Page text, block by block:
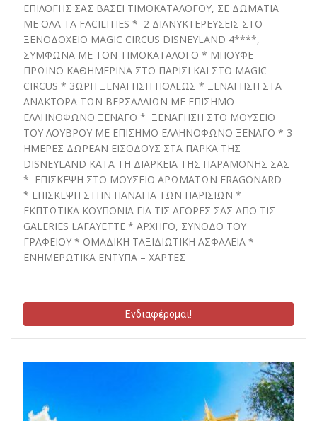
ΕΠΙΛΟΓΗΣ ΣΑΣ ΒΑΣΕΙ ΤΙΜΟΚΑΤΑΛΟΓΟΥ, ΣΕ ΔΩΜΑΤΙΑ
ΜΕ ΟΛΑ ΤΑ FACILITIES * 2 ΔΙΑΝΥΚΤΕΡΕΥΣΕΙΣ ΣTO
ΞΕΝΟΔΟΧΕΙΟ MAGIC CIRCUS DISNEYLAND 4****,
ΣΥΜΦΩΝΑ ΜΕ ΤΟΝ ΤΙΜΟΚΑΤΑΛΟΓΟ * ΜΠΟΥΦΕ
ΠΡΩΙΝΟ ΚΑΘΗΜΕΡΙΝΑ ΣΤΟ ΠΑΡΙΣΙ ΚΑΙ ΣΤΟ MAGIC
CIRCUS * 3ΩΡΗ ΞΕΝΑΓΗΣΗ ΠΟΛΕΩΣ * ΞΕΝΑΓΗΣΗ ΣΤΑ
ΑΝΑΚΤΟΡΑ ΤΩΝ ΒΕΡΣΑΛΛΙΩΝ ΜΕ ΕΠΙΣΗΜΟ
ΕΛΛΗΝΟΦΩΝΟ ΞΕΝΑΓΟ * ΞΕΝΑΓΗΣΗ ΣΤΟ ΜΟΥΣΕΙΟ
ΤΟΥ ΛΟΥΒΡΟΥ ΜΕ ΕΠΙΣΗΜΟ ΕΛΛΗΝΟΦΩΝΟ ΞΕΝΑΓΟ * 3
ΗΜΕΡΕΣ ΔΩΡΕΑΝ ΕΙΣΟΔΟΥΣ ΣΤΑ ΠΑΡΚΑ ΤΗΣ
DISNEYLAND ΚΑΤΑ ΤΗ ΔΙΑΡΚΕΙΑ ΤΗΣ ΠΑΡΑΜΟΝΗΣ ΣΑΣ
* ΕΠΙΣΚΕΨΗ ΣΤΟ ΜΟΥΣΕΙΟ ΑΡΩΜΑΤΩΝ FRAGONARD
* ΕΠΙΣΚΕΨΗ ΣΤΗΝ ΠΑΝΑΓΙΑ ΤΩΝ ΠΑΡΙΣΙΩΝ *
ΕΚΠΤΩΤΙΚΑ ΚΟΥΠΟΝΙΑ ΓΙΑ ΤΙΣ ΑΓΟΡΕΣ ΣΑΣ ΑΠΟ ΤΙΣ
GALERIES LAFAYETTE * ΑΡΧΗΓΟ, ΣΥΝΟΔΟ ΤΟΥ
ΓΡΑΦΕΙΟΥ * ΟΜΑΔΙΚΗ ΤΑΞΙΔΙΩΤΙΚΗ ΑΣΦΑΛΕΙΑ *
ΕΝΗΜΕΡΩΤΙΚΑ ΕΝΤΥΠΑ – ΧΑΡΤΕΣ
Ενδιαφέρομαι!